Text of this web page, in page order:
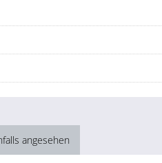
angesehen